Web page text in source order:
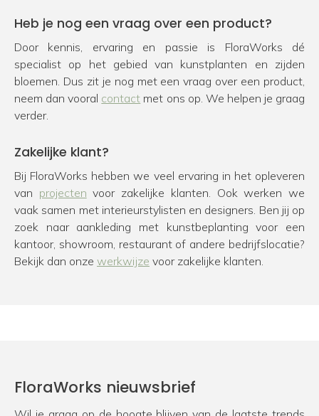
Heb je nog een vraag over een product?
Door kennis, ervaring en passie is FloraWorks dé
specialist op het gebied van kunstplanten en zijden
bloemen. Dus zit je nog met een vraag over een product,
neem dan vooral contact met ons op. We helpen je graag
verder.
Zakelijke klant?
Bij FloraWorks hebben we veel ervaring in het opleveren
van projecten voor zakelijke klanten. Ook werken we
vaak samen met interieurstylisten en designers. Ben jij op
zoek naar aankleding met kunstbeplanting voor een
kantoor, showroom, restaurant of andere bedrijfslocatie?
Bekijk dan onze werkwijze voor zakelijke klanten.
FloraWorks nieuwsbrief